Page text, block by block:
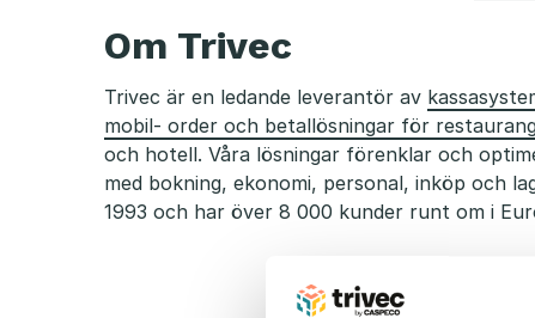
Om Trivec
Trivec är en ledande leverantör av
mobil- order och betallösningar för
och hotell. Våra lösningar förenklar och
med bokning, ekonomi, personal, inköp och
1993 och har över 8 000 kunder runt om i